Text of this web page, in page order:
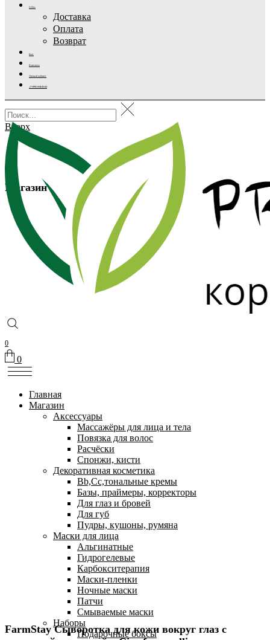
О Нас
Доставка
Оплата
Возврат
Блог
Контакты
Личный кабинет
+7 (995) 502-42-42
0
0
Главная
Магазин
Аксессуары
Массажёры для лица и тела
Повязка для волос
Расчёски
Спонжи, кисти
Декоративная косметика
Bb,Cc,тональные кремы
Базы, праймеры, корректоры
Для глаз и бровей
Для губ
Пудры, кушоны, румяна
Маски для лица
Альгинатные
Гидрогелевые
Карбокситерапия
Маски-пленки
Ночные маски
Патчи
Смываемые маски
Наборы
Подарочные боксы
Вверх
Магазин
FarmStay Сыворотка для кожи вокруг глаз с